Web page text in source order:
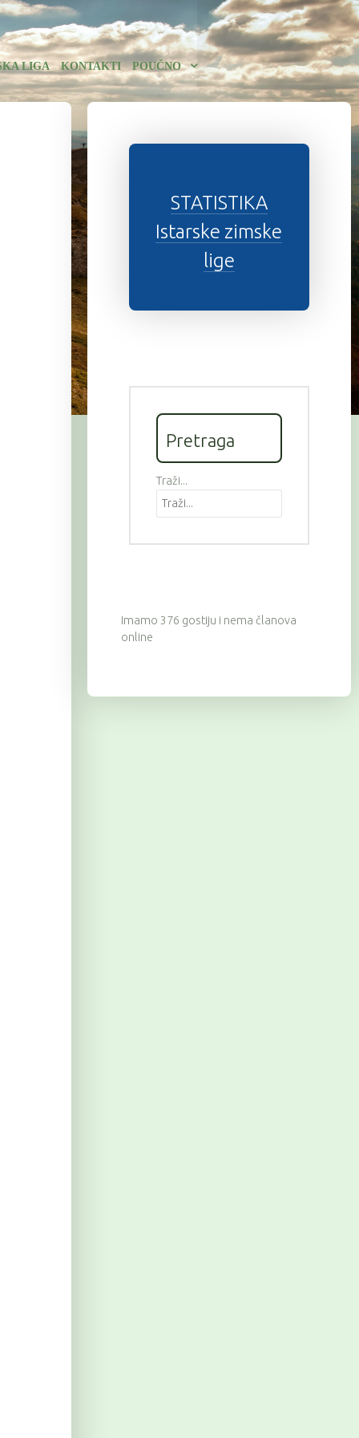
LIGA KONTAKTI POUČNO
STATISTIKA
Istarske zimske
lige
Pretraga
Traži...
Imamo 376 gostiju i nema članova
online